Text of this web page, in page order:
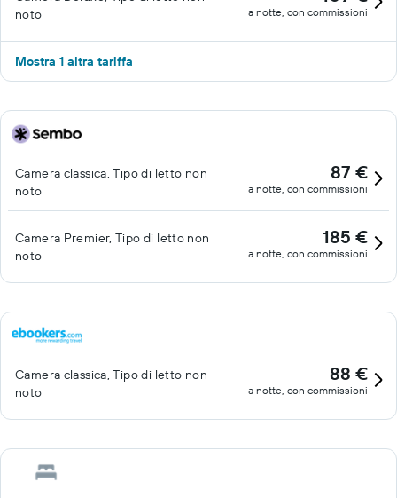
noto
a notte, con commissioni
Mostra 1 altra tariffa
Camera classica, Tipo di letto non
noto
87 €
a notte, con commissioni
Camera Premier, Tipo di letto non
noto
185 €
a notte, con commissioni
Camera classica, Tipo di letto non
noto
88 €
a notte, con commissioni